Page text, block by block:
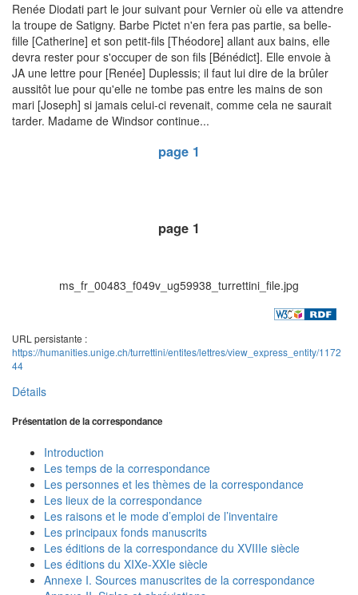
Renée Diodati part le jour suivant pour Vernier où elle va attendre
la troupe de Satigny. Barbe Pictet n'en fera pas partie, sa belle-
fille [Catherine] et son petit-fils [Théodore] allant aux bains, elle
devra rester pour s'occuper de son fils [Bénédict]. Elle envoie à
JA une lettre pour [Renée] Duplessis; il faut lui dire de la brûler
aussitôt lue pour qu'elle ne tombe pas entre les mains de son
mari [Joseph] si jamais celui-ci revenait, comme cela ne saurait
tarder. Madame de Windsor continue...
page 1
page 1
ms_fr_00483_f049v_ug59938_turrettini_file.jpg
URL persistante :
https://humanities.unige.ch/turrettini/entites/lettres/view_express_entity/1172
44
Détails
Présentation de la correspondance
Introduction
Les temps de la correspondance
Les personnes et les thèmes de la correspondance
Les lieux de la correspondance
Les raisons et le mode d’emploi de l’inventaire
Les principaux fonds manuscrits
Les éditions de la correspondance du XVIIIe siècle
Les éditions du XIXe-XXIe siècle
Annexe I. Sources manuscrites de la correspondance